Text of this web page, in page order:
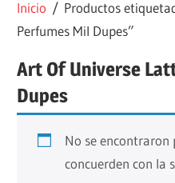
Inicio / Productos
Perfumes Mil Dupes”
Art Of Universe
Dupes
No se encontraron
concuerden con la